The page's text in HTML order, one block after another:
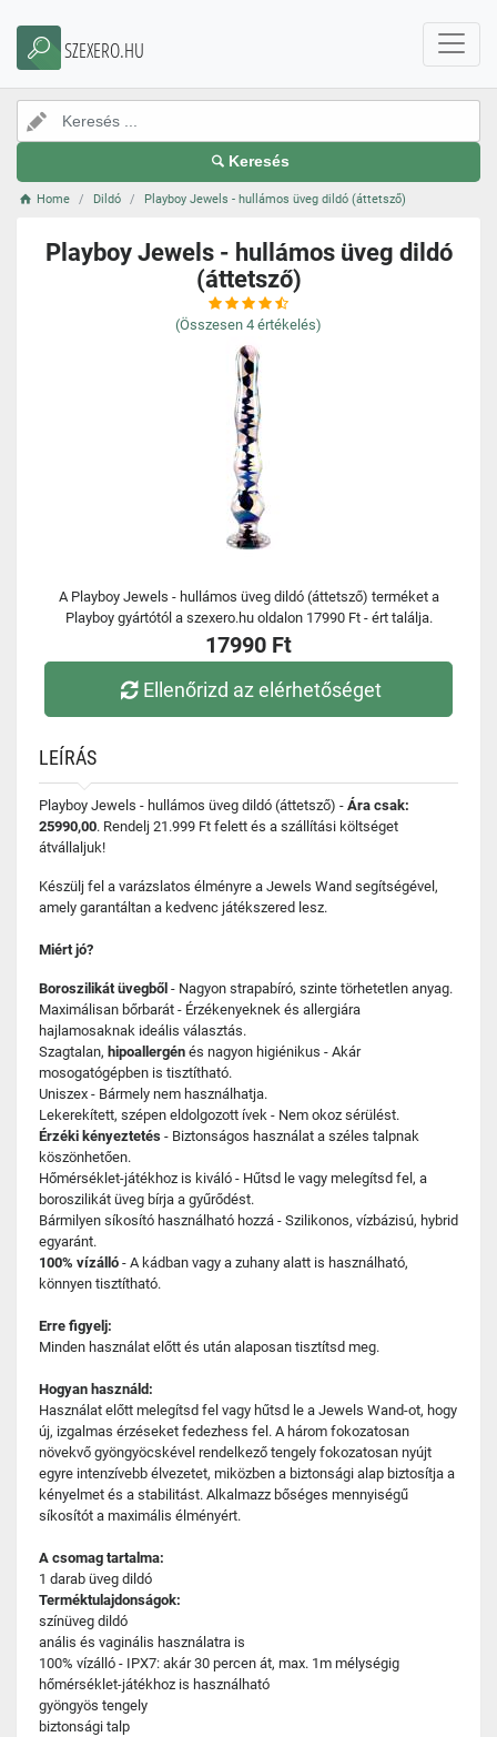
SZEXERO.HU
Keresés
Home Dildó Playboy Jewels - hullámos üveg dildó (áttetsző)
Playboy Jewels - hullámos üveg dildó
(áttetsző)
(Összesen 4 értékelés)
A Playboy Jewels - hullámos üveg dildó (áttetsző) terméket a
Playboy gyártótól a szexero.hu oldalon 17990 Ft - ért találja.
17990 Ft
Ellenőrizd az elérhetőséget
LEÍRÁS
Playboy Jewels - hullámos üveg dildó (áttetsző) - Ára csak:
25990,00. Rendelj 21.999 Ft felett és a szállítási költséget
átvállaljuk!
Készülj fel a varázslatos élményre a Jewels Wand segítségével,
amely garantáltan a kedvenc játékszered lesz.
Miért jó?
Boroszilikát üvegből - Nagyon strapabíró, szinte törhetetlen anyag.
Maximálisan bőrbarát - Érzékenyeknek és allergiára
hajlamosaknak ideális választás.
Szagtalan, hipoallergén és nagyon higiénikus - Akár
mosogatógépben is tisztítható.
Uniszex - Bármely nem használhatja.
Lekerekített, szépen eldolgozott ívek - Nem okoz sérülést.
Érzéki kényeztetés - Biztonságos használat a széles talpnak
köszönhetően.
Hőmérséklet-játékhoz is kiváló - Hűtsd le vagy melegítsd fel, a
boroszilikát üveg bírja a gyűrődést.
Bármilyen síkosító használható hozzá - Szilikonos, vízbázisú, hybrid
egyaránt.
100% vízálló - A kádban vagy a zuhany alatt is használható,
könnyen tisztítható.
Erre figyelj:
Minden használat előtt és után alaposan tisztítsd meg.
Hogyan használd:
Használat előtt melegítsd fel vagy hűtsd le a Jewels Wand-ot, hogy
új, izgalmas érzéseket fedezhess fel. A három fokozatosan
növekvő gyöngyöcskével rendelkező tengely fokozatosan nyújt
egyre intenzívebb élvezetet, miközben a biztonsági alap biztosítja a
kényelmet és a stabilitást. Alkalmazz bőséges mennyiségű
síkosítót a maximális élményért.
A csomag tartalma:
1 darab üveg dildó
Terméktulajdonságok:
színüveg dildó
anális és vaginális használatra is
100% vízálló - IPX7: akár 30 percen át, max. 1m mélységig
hőmérséklet-játékhoz is használható
gyöngyös tengely
biztonsági talp